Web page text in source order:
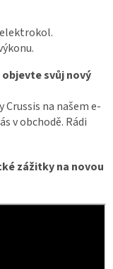
svůj nový
na našem e-
v obchodě. Rádi
zážitky na novou